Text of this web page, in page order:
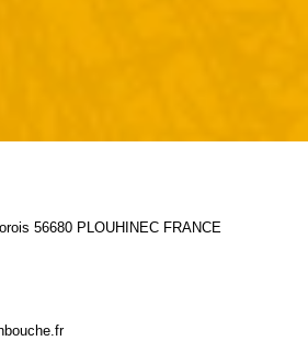
56680 PLOUHINEC FRANCE